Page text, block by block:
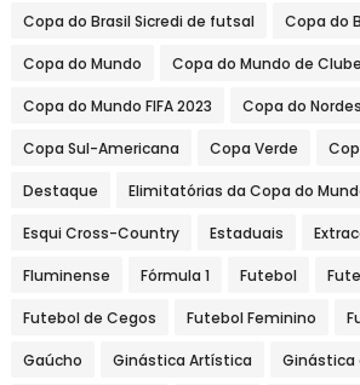
Copa do Brasil Sicredi de futsal Copa do
Copa do Mundo Copa do Mundo de
Copa do Mundo FIFA 2023 Copa do
Copa Sul-Americana Copa Verde
Destaque Elimitatórias da Copa do
Esqui Cross-Country Estaduais
Fluminense Fórmula 1 Futebol
Futebol de Cegos Futebol Feminino
Gaúcho Ginástica Artística Ginástica